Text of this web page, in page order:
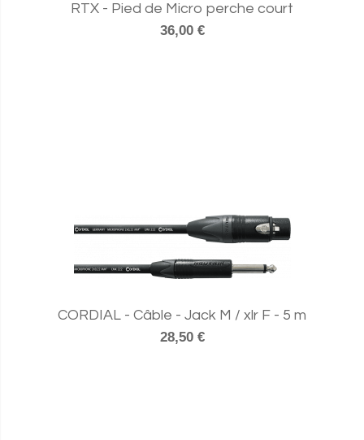
RTX - Pied de Micro perche court
36,00 €
CORDIAL - Câble - Jack M / xlr F - 5 m
28,50 €